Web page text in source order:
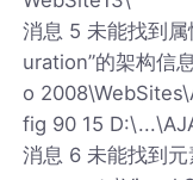
消息 5 未能找到
uration”的架构信
o
fig 90 15
消息 6 未能找到